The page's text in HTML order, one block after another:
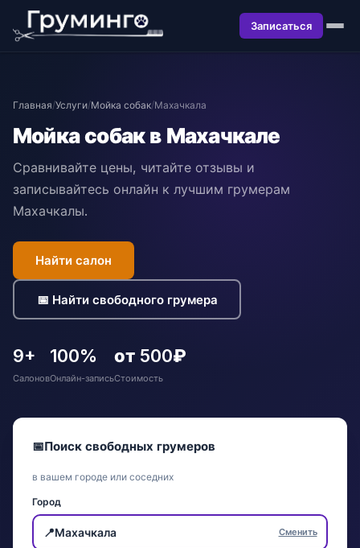
Записаться
Главная/Услуги/Мойка собак/Махачкала
Мойка собак в Махачкале
Сравнивайте цены, читайте отзывы и
записывайтесь онлайн к лучшим грумерам
Махачкалы.
Найти салон
📅 Найти свободного грумера
9+
Салонов
100%
Онлайн-запись
от 500₽
Стоимость
📅Поиск свободных грумеров
в вашем городе или соседних
Город
📍Махачкала Сменить